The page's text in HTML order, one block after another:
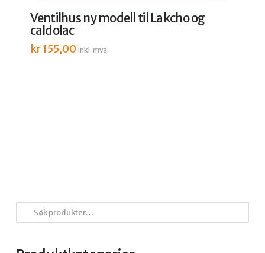
Ventilhus ny modell til Lakcho og
caldolac
kr155,00 inkl. mva.
etter: